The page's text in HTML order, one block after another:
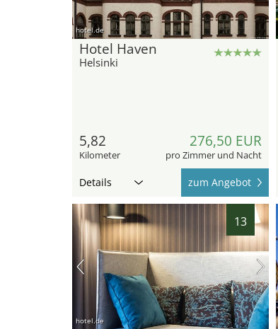
hotel.de
Hotel Haven
Helsinki
5,82
Kilometer
276,50 EUR
pro Zimmer und Nacht
Details zum Angebot
13
hotel.de